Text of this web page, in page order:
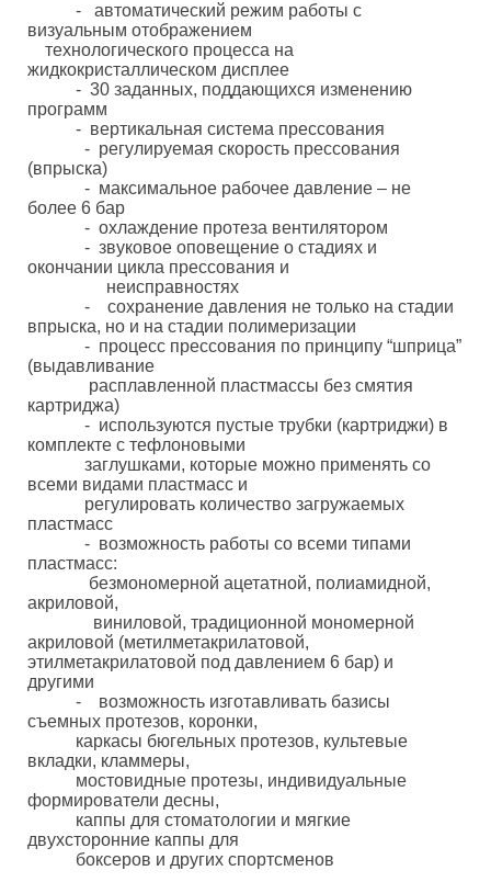
- автоматический режим работы с
визуальным отображением
технологического процесса на
жидкокристаллическом дисплее
- 30 заданных, поддающихся изменению
программ
- вертикальная система прессования
- регулируемая скорость прессования
(впрыска)
- максимальное рабочее давление – не
более 6 бар
- охлаждение протеза вентилятором
- звуковое оповещение о стадиях и
окончании цикла прессования и
неисправностях
- сохранение давления не только на стадии
впрыска, но и на стадии полимеризации
- процесс прессования по принципу “шприца”
(выдавливание
расплавленной пластмассы без смятия
картриджа)
- используются пустые трубки (картриджи) в
комплекте с тефлоновыми
заглушками, которые можно применять со
всеми видами пластмасс и
регулировать количество загружаемых
пластмасс
- возможность работы со всеми типами
пластмасс:
безмономерной ацетатной, полиамидной,
акриловой,
виниловой, традиционной мономерной
акриловой (метилметакрилатовой,
этилметакрилатовой под давлением 6 бар) и
другими
- возможность изготавливать базисы
съемных протезов, коронки,
каркасы бюгельных протезов, культевые
вкладки, кламмеры,
мостовидные протезы, индивидуальные
формирователи десны,
каппы для стоматологии и мягкие
двухсторонние каппы для
боксеров и других спортсменов